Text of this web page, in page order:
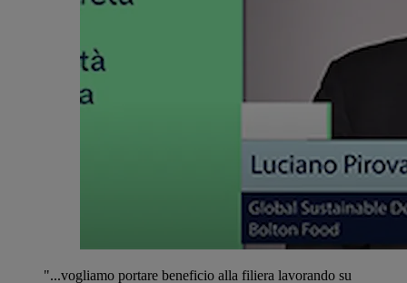
"...vogliamo portare beneficio alla filiera lavorando su